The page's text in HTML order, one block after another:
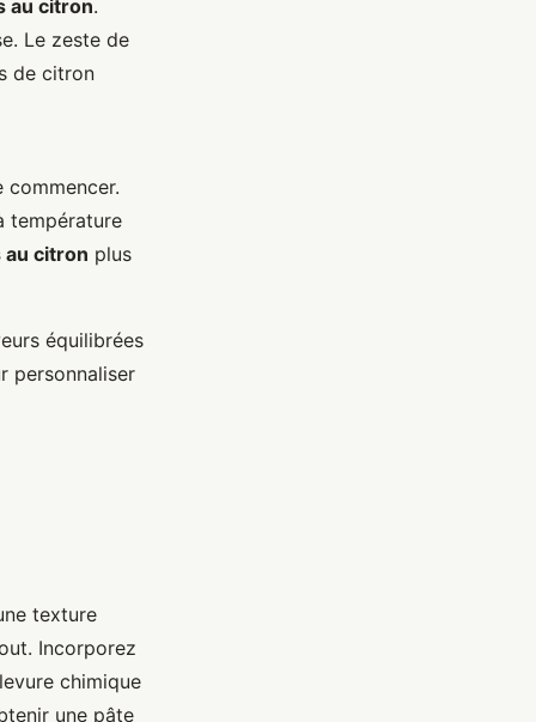
au citron.
Le zeste de
de citron
température
au citron plus
équilibrées
personnaliser
texture
Incorporez
chimique
une pâte